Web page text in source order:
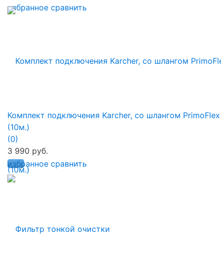
избранное сравнить
избранное сравнить
Комплект подключения Karcher, со шлангом PrimoFlex
(10м.)
(0)
3 990 руб.